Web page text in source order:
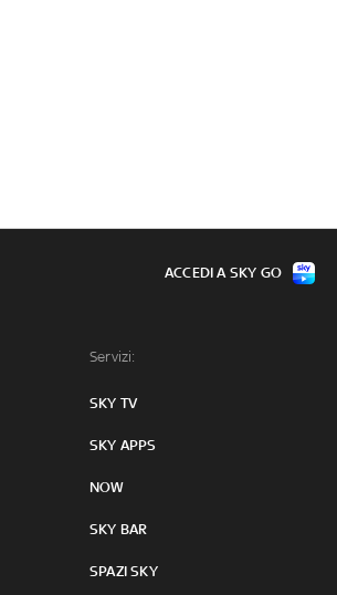
Servizi:
SKY TV
SKY APPS
NOW
SKY BAR
SPAZI SKY
ACCEDI A SKY GO